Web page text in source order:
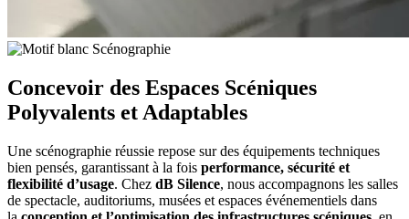
Concevoir des Espaces Scéniques
Polyvalents et Adaptables
Une scénographie réussie repose sur des équipements techniques
bien pensés, garantissant à la fois performance, sécurité et
flexibilité d’usage. Chez dB Silence, nous accompagnons les salles
de spectacle, auditoriums, musées et espaces événementiels dans